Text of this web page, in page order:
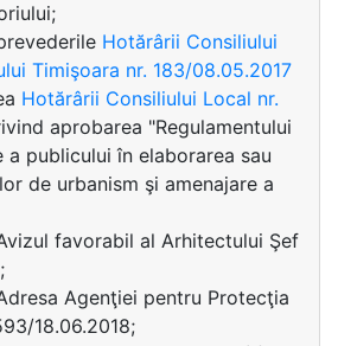
Hotărârii Consiliului
Timişoara nr. 183/08.05.2017
Hotărârii Consiliului Local nr.
aprobarea "Regulamentului
publicului în elaborarea sau
de urbanism şi amenajare a
favorabil al Arhitectului Şef
Agenţiei pentru Protecţia
18.06.2018;